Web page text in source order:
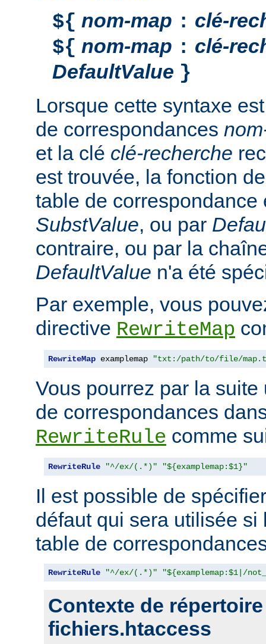
${ nom-map : clé-
${ nom-map : clé-
DefaultValue }
Lorsque cette syntaxe
de correspondances
et la clé clé-recherche
est trouvée, la fonction
table de correspondance
SubstValue, ou par
contraire, ou par la
DefaultValue n'a été
Par exemple, vous
directive RewriteMap
RewriteMap examplemap "txt:/path/to/file/
Vous pourrez par la
de correspondances
RewriteRule comme
RewriteRule "^/ex/(.*)" "${examplemap:$1}"
Il est possible de
défaut qui sera utilisée
table de
RewriteRule "^/ex/(.*)" "${examplemap:$1|/
Contexte de
fichiers.htaccess